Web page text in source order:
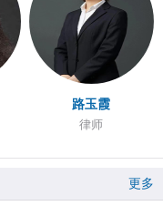
路玉霞
律师
更多